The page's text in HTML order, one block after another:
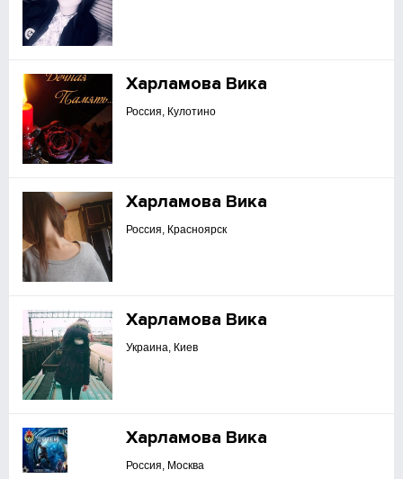
Харламова Вика
Россия, Кулотино
Харламова Вика
Россия, Красноярск
Харламова Вика
Украина, Киев
Харламова Вика
Россия, Москва